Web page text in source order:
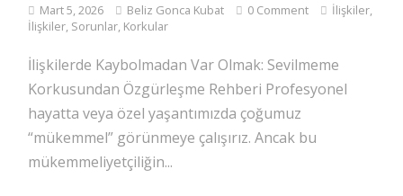
Mart 5, 2026 Beliz Gonca Kubat 0 Comment İlişkiler,
İlişkiler, Sorunlar, Korkular
İlişkilerde Kaybolmadan Var Olmak: Sevilmeme
Korkusundan Özgürleşme Rehberi Profesyonel
hayatta veya özel yaşantımızda çoğumuz
“mükemmel” görünmeye çalışırız. Ancak bu
mükemmeliyetçiliğin...